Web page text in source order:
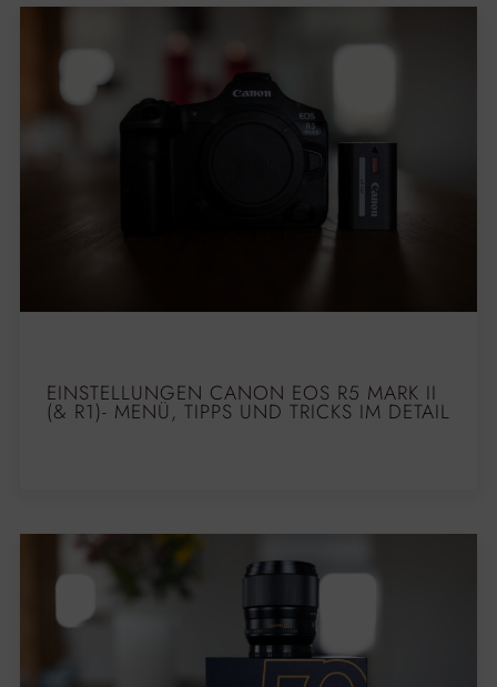
EINSTELLUNGEN CANON EOS R5 MARK II
(& R1)- MENÜ, TIPPS UND TRICKS IM DETAIL